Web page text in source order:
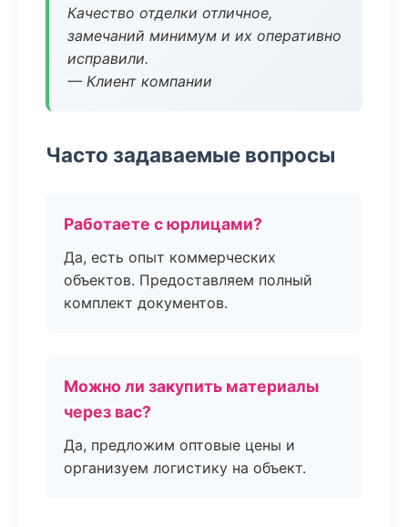
Качество отделки отличное,
замечаний минимум и их оперативно
исправили.
— Клиент компании
Часто задаваемые вопросы
Работаете с юрлицами?
Да, есть опыт коммерческих
объектов. Предоставляем полный
комплект документов.
Можно ли закупить материалы
через вас?
Да, предложим оптовые цены и
организуем логистику на объект.